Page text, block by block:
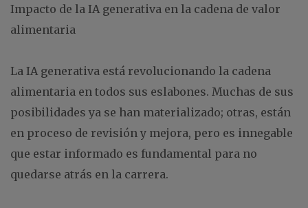
Impacto de la IA generativa en la cadena de valor
alimentaria
La IA generativa está revolucionando la cadena
alimentaria en todos sus eslabones. Muchas de sus
posibilidades ya se han materializado; otras, están
en proceso de revisión y mejora, pero es innegable
que estar informado es fundamental para no
quedarse atrás en la carrera.